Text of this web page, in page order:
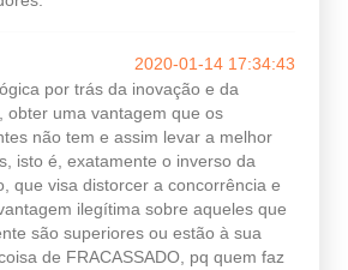
2020-01-14 17:34:43
por trás da inovação e da
obter uma vantagem que os
não tem e assim levar a melhor
isto é, exatamente o inverso da
que visa distorcer a concorrência e
ilegítima sobre aqueles que
são superiores ou estão à sua
de FRACASSADO, pq quem faz